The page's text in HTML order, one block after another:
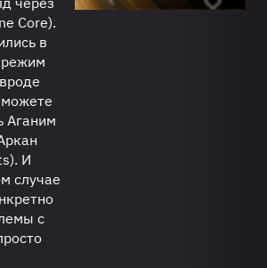
Core).
в
режим
можете
Аганим
И
случае
с